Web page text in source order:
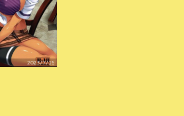
2023/7/26